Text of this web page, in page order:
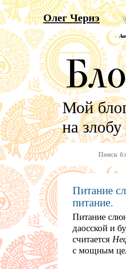
Олег Чернэ
Мой
на
Поиск
Питание
питание.
Питание
даосской и
считается
с мощным